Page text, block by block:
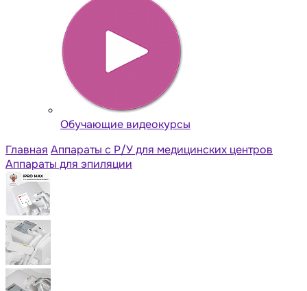
Обучающие видеокурсы
Главная Аппараты с Р/У для медицинских центров
Аппараты для эпиляции